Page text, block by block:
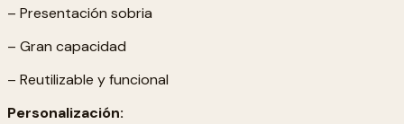
– Presentación sobria
– Gran capacidad
– Reutilizable y funcional
Personalización: